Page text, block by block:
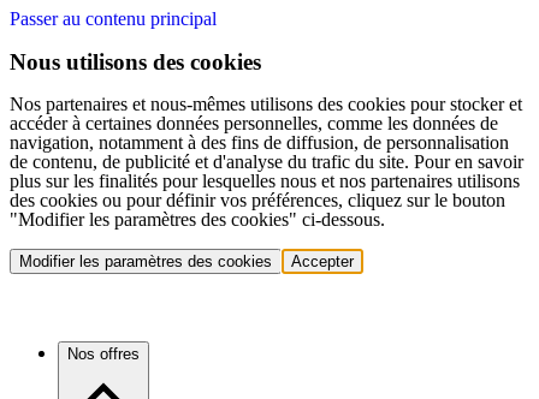
Passer au contenu principal
Nous utilisons des cookies
Nos partenaires et nous-mêmes utilisons des cookies pour stocker et
accéder à certaines données personnelles, comme les données de
navigation, notamment à des fins de diffusion, de personnalisation
de contenu, de publicité et d'analyse du trafic du site. Pour en savoir
plus sur les finalités pour lesquelles nous et nos partenaires utilisons
des cookies ou pour définir vos préférences, cliquez sur le bouton
"Modifier les paramètres des cookies" ci-dessous.
Modifier les paramètres des cookies Accepter
Nos offres